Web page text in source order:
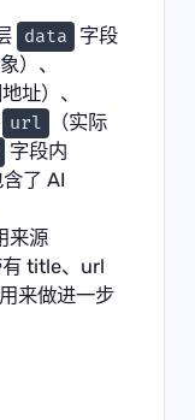
data
字段
）、
址）、
url
（实际
字段内
了 AI
来源
有 title、url
来做进一步